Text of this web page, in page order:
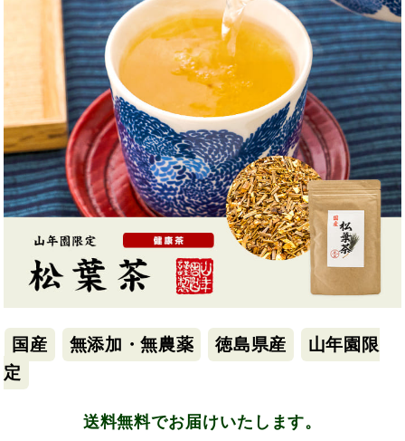
国産 無添加・無農薬 徳島県産
山年園限
定
送料無料でお届けいたします。